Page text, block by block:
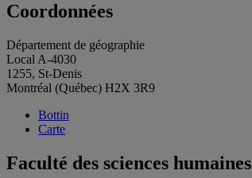
Coordonnées
Département de géographie
Local A-4030
1255, St-Denis
Montréal (Québec) H2X 3R9
Bottin
Carte
Faculté des sciences